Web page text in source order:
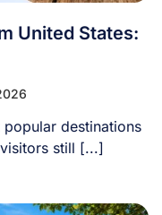
United States:
destinations
still [...]